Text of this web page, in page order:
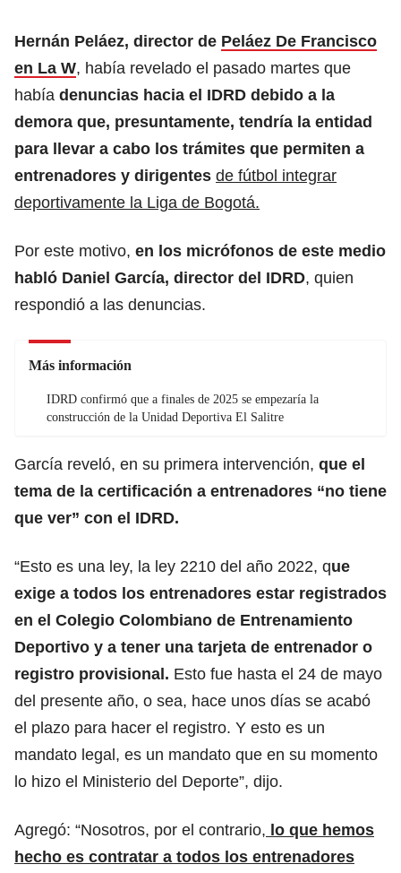
Hernán Peláez, director de Peláez De Francisco
en La W, había revelado el pasado martes que
había denuncias hacia el IDRD debido a la
demora que, presuntamente, tendría la entidad
para llevar a cabo los trámites que permiten a
entrenadores y dirigentes de fútbol integrar
deportivamente la Liga de Bogotá.
Por este motivo, en los micrófonos de este medio
habló Daniel García, director del IDRD, quien
respondió a las denuncias.
Más información
IDRD confirmó que a finales de 2025 se empezaría la
construcción de la Unidad Deportiva El Salitre
García reveló, en su primera intervención, que el
tema de la certificación a entrenadores “no tiene
que ver” con el IDRD.
“Esto es una ley, la ley 2210 del año 2022, que
exige a todos los entrenadores estar registrados
en el Colegio Colombiano de Entrenamiento
Deportivo y a tener una tarjeta de entrenador o
registro provisional. Esto fue hasta el 24 de mayo
del presente año, o sea, hace unos días se acabó
el plazo para hacer el registro. Y esto es un
mandato legal, es un mandato que en su momento
lo hizo el Ministerio del Deporte”, dijo.
Agregó: “Nosotros, por el contrario, lo que hemos
hecho es contratar a todos los entrenadores